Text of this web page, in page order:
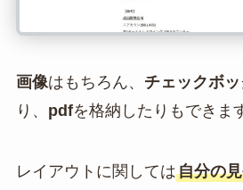
画像はもちろん、 チェックボ
り、 pdfを格納したりもできま
レイアウトに関しては自分の